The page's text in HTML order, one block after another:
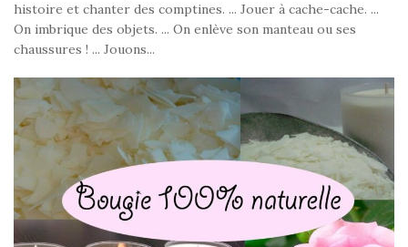
histoire et chanter des comptines. ... Jouer à cache-cache. ...
On imbrique des objets. ... On enlève son manteau ou ses
chaussures ! ... Jouons...